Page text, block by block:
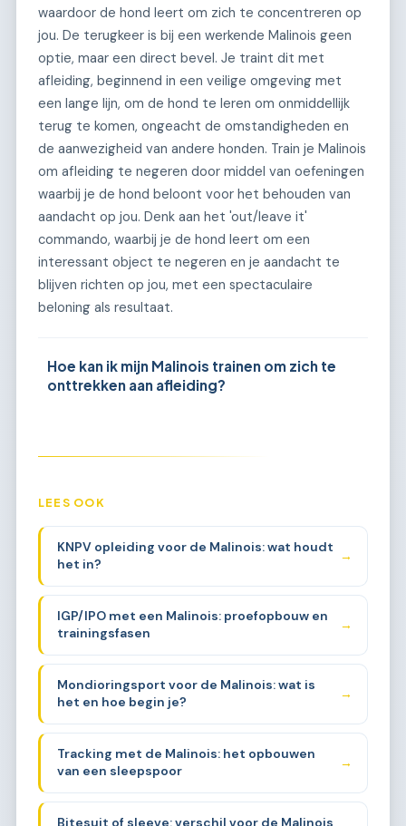
waardoor de hond leert om zich te concentreren op
jou. De terugkeer is bij een werkende Malinois geen
optie, maar een direct bevel. Je traint dit met
afleiding, beginnend in een veilige omgeving met
een lange lijn, om de hond te leren om onmiddellijk
terug te komen, ongeacht de omstandigheden en
de aanwezigheid van andere honden. Train je Malinois
om afleiding te negeren door middel van oefeningen
waarbij je de hond beloont voor het behouden van
aandacht op jou. Denk aan het 'out/leave it'
commando, waarbij je de hond leert om een
interessant object te negeren en je aandacht te
blijven richten op jou, met een spectaculaire
beloning als resultaat.
Hoe kan ik mijn Malinois trainen om zich te
onttrekken aan afleiding?
LEES OOK
KNPV opleiding voor de Malinois: wat houdt
het in?
→
IGP/IPO met een Malinois: proefopbouw en
trainingsfasen
→
Mondioringsport voor de Malinois: wat is
het en hoe begin je?
→
Tracking met de Malinois: het opbouwen
van een sleepspoor
→
Bitesuit of sleeve: verschil voor de Malinois